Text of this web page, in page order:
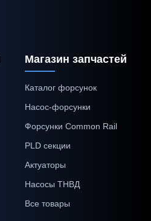
Магазин запчастей
Каталог форсунок
Насос-форсунки
Форсунки Common Rail
PLD секции
Актуаторы
Насосы ТНВД
Все товары